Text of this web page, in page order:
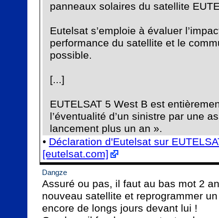
panneaux solaires du satellite
Eutelsat s’emploie à évaluer
performance du satellite et le
possible.
[...]
EUTELSAT 5 West B est
l’éventualité d’un sinistre par une
lancement plus un an ».
• Déclaration d'Eutelsat sur
[eutelsat.com]
Dangze
Assuré ou pas, il faut au bas mot 2
nouveau satellite et reprogrammer
encore de longs jours devant lui !